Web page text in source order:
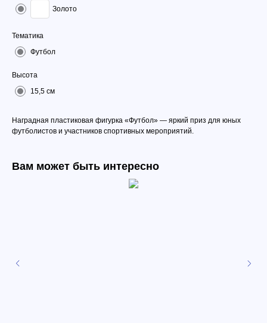
Золото
Тематика
Футбол
Высота
15,5 см
Наградная пластиковая фигурка «Футбол» — яркий приз для юных
футболистов и участников спортивных мероприятий.
Вам может быть интересно